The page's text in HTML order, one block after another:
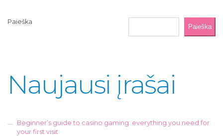
Paieška
Paieška
Naujausi įrašai
Beginner’s guide to casino gaming: everything you need for
your first visit